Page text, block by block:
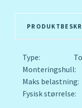
Type:
Monteringshull:
Maks belastning:
Fysisk størrelse: